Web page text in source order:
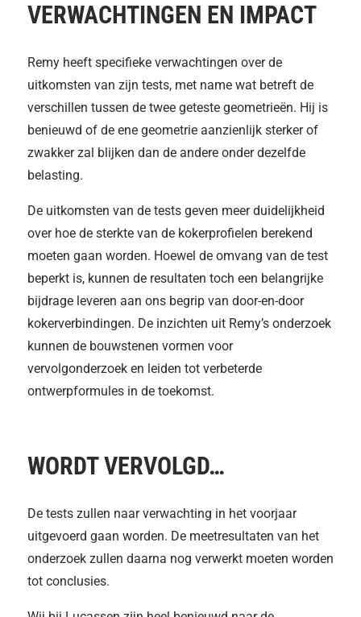
VERWACHTINGEN EN IMPACT
Remy heeft specifieke verwachtingen over de
uitkomsten van zijn tests, met name wat betreft de
verschillen tussen de twee geteste geometrieën. Hij is
benieuwd of de ene geometrie aanzienlijk sterker of
zwakker zal blijken dan de andere onder dezelfde
belasting.
De uitkomsten van de tests geven meer duidelijkheid
over hoe de sterkte van de kokerprofielen berekend
moeten gaan worden. Hoewel de omvang van de test
beperkt is, kunnen de resultaten toch een belangrijke
bijdrage leveren aan ons begrip van door-en-door
kokerverbindingen. De inzichten uit Remy’s onderzoek
kunnen de bouwstenen vormen voor
vervolgonderzoek en leiden tot verbeterde
ontwerpformules in de toekomst.
WORDT VERVOLGD…
De tests zullen naar verwachting in het voorjaar
uitgevoerd gaan worden. De meetresultaten van het
onderzoek zullen daarna nog verwerkt moeten worden
tot conclusies.